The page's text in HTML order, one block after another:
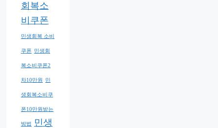
회복소
비쿠폰
민생회복 소비
쿠폰 민생회
복소비쿠폰2
차10만원 민
생회복소비쿠
폰10만원받는
방법
민생